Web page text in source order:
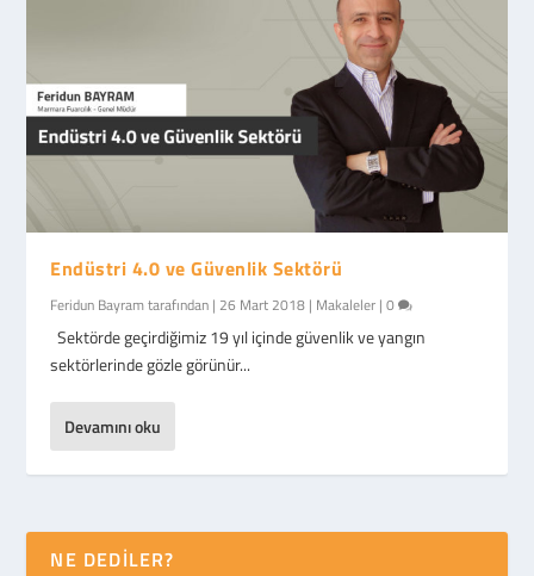
Endüstri 4.0 ve Güvenlik Sektörü
Feridun Bayramtarafından | 26 Mart 2018 | Makaleler |0
Sektörde geçirdiğimiz 19 yıl içinde güvenlik ve yangın
sektörlerinde gözle görünür...
Devamını oku
NE DEDİLER?